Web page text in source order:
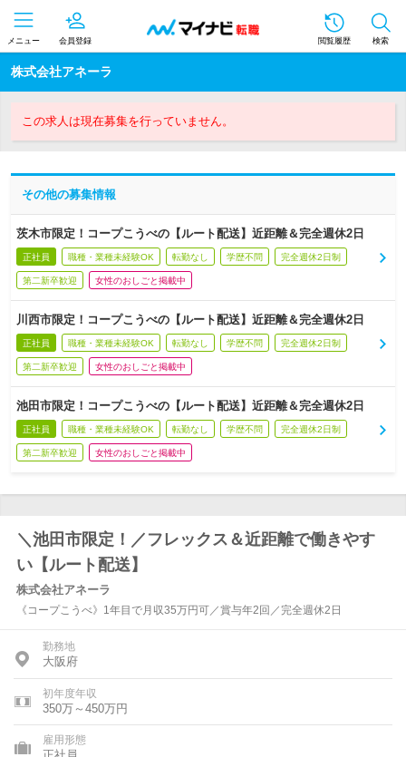
メニュー 会員登録 閲覧履歴 検索
株式会社アネーラ
この求人は現在募集を行っていません。
その他の募集情報
茨木市限定！コープこうべの【ルート配送】近距離＆完全週休2日
正社員 職種・業種未経験OK 転勤なし 学歴不問 完全週休2日制
第二新卒歓迎 女性のおしごと掲載中
川西市限定！コープこうべの【ルート配送】近距離＆完全週休2日
正社員 職種・業種未経験OK 転勤なし 学歴不問 完全週休2日制
第二新卒歓迎 女性のおしごと掲載中
池田市限定！コープこうべの【ルート配送】近距離＆完全週休2日
正社員 職種・業種未経験OK 転勤なし 学歴不問 完全週休2日制
第二新卒歓迎 女性のおしごと掲載中
＼池田市限定！／フレックス＆近距離で働きやす
い【ルート配送】
株式会社アネーラ
《コープこうべ》1年目で月収35万円可／賞与年2回／完全週休2日
勤務地
大阪府
初年度年収
350万～450万円
雇用形態